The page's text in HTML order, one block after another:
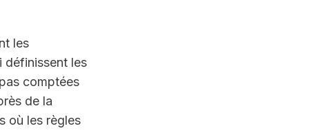
les
définissent les
comptées
de la
où les règles